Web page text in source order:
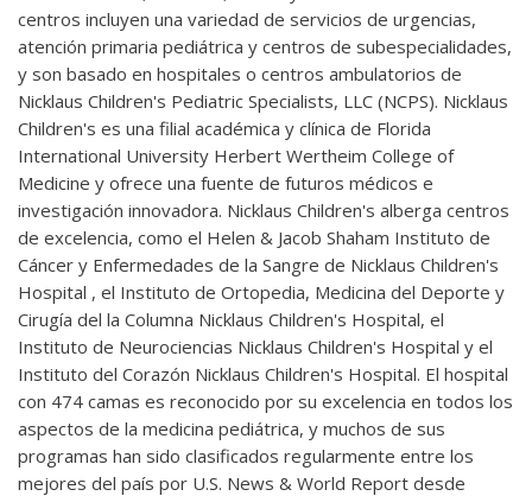
centros incluyen una variedad de servicios de urgencias,
atención primaria pediátrica y centros de subespecialidades,
y son basado en hospitales o centros ambulatorios de
Nicklaus Children's Pediatric Specialists, LLC (NCPS). Nicklaus
Children's es una filial académica y clínica de Florida
International University Herbert Wertheim College of
Medicine y ofrece una fuente de futuros médicos e
investigación innovadora. Nicklaus Children's alberga centros
de excelencia, como el Helen & Jacob Shaham Instituto de
Cáncer y Enfermedades de la Sangre de Nicklaus Children's
Hospital , el Instituto de Ortopedia, Medicina del Deporte y
Cirugía del la Columna Nicklaus Children's Hospital, el
Instituto de Neurociencias Nicklaus Children's Hospital y el
Instituto del Corazón Nicklaus Children's Hospital. El hospital
con 474 camas es reconocido por su excelencia en todos los
aspectos de la medicina pediátrica, y muchos de sus
programas han sido clasificados regularmente entre los
mejores del país por U.S. News & World Report desde